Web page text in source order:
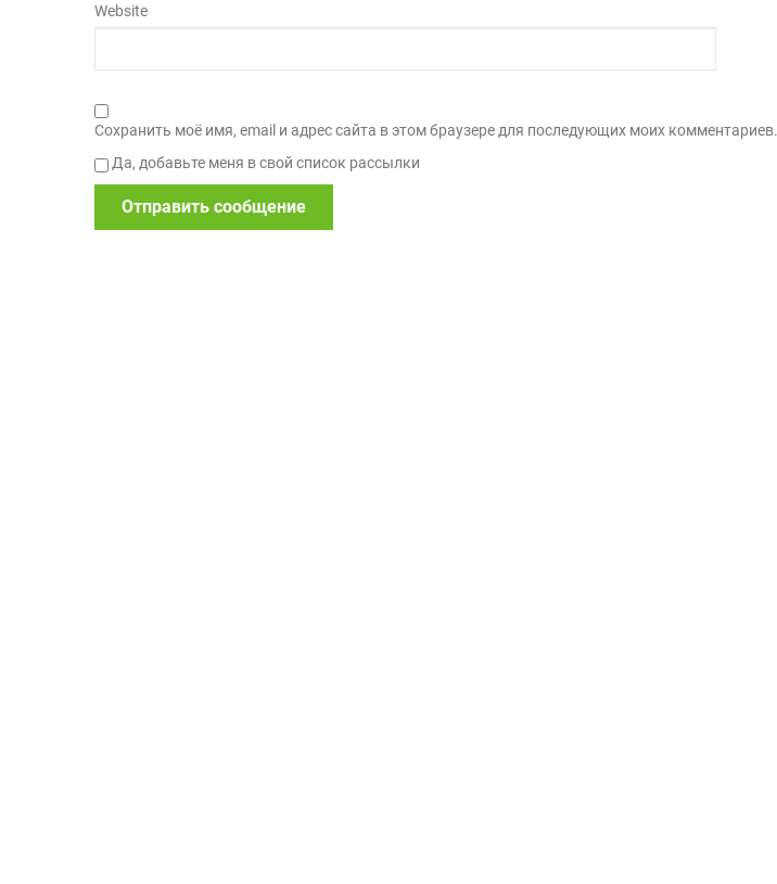
Website
Сохранить моё имя, email и адрес сайта в этом браузере для последующих моих комментариев.
Да, добавьте меня в свой список рассылки